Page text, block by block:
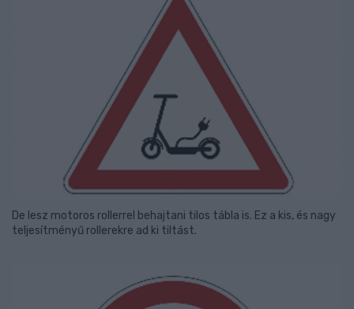
De lesz motoros rollerrel behajtani tilos tábla is. Ez a kis, és nagy
teljesítményű rollerekre ad ki tiltást.